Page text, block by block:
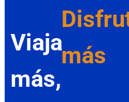
Viaja
más,
más